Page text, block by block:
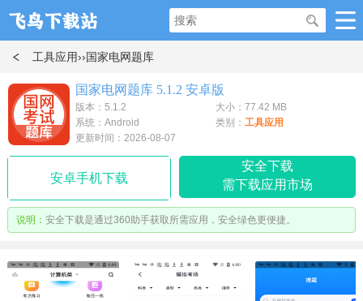
工具应用››国家电网题库
国家电网题库 5.1.2 安卓版
版本：5.1.2
大小：77.42 MB
系统：Android
类别： 工具应用
更新时间：2026-08-07
安卓手机下载
安全下载
需下载应用市场
说明： 安全下载是通过360助手获取所需应用，安全绿色更便捷。